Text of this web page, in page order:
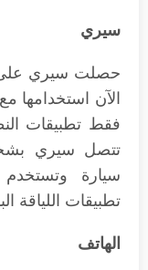
سيري
حصلت سيري
الآن استخدامها
فقط تطبيقات
سيارة
تطبيقات اللياقة
الهاتف